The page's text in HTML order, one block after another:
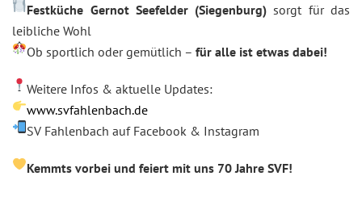
Festküche Gernot Seefelder (Siegenburg) sorgt für das
leibliche Wohl
Ob sportlich oder gemütlich –für alle ist etwas dabei!
Weitere Infos & aktuelle Updates:
www.svfahlenbach.de
SV Fahlenbach auf Facebook & Instagram
Kemmts vorbei und feiert mit uns 70 Jahre SVF!